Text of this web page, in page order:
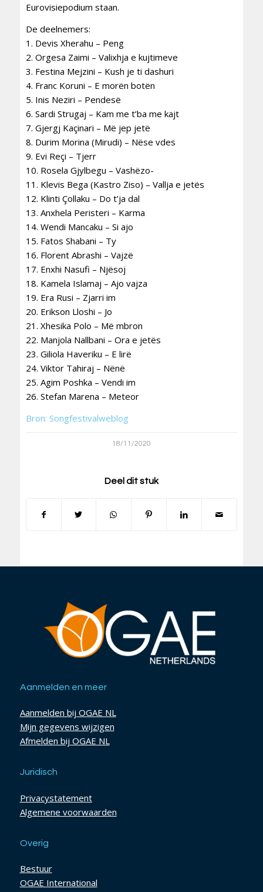
Eurovisiepodium staan.
De deelnemers:
1. Devis Xherahu – Peng
2. Orgesa Zaimi – Valixhja e kujtimeve
3. Festina Mejzini – Kush je ti dashuri
4. Franc Koruni – E morën botën
5. Inis Neziri – Pendesë
6. Sardi Strugaj – Kam me t’ba me kajt
7. Gjergj Kaçinari – Më jep jetë
8. Durim Morina (Mirudi) – Nëse vdes
9. Evi Reçi – Tjerr
10. Rosela Gjylbegu – Vashëzo-
11. Klevis Bega (Kastro Ziso) – Vallja e jetës
12. Klinti Çollaku – Do t’ja dal
13. Anxhela Peristeri – Karma
14. Wendi Mancaku – Si ajo
15. Fatos Shabani – Ty
16. Florent Abrashi – Vajzë
17. Enxhi Nasufi – Njësoj
18. Kamela Islamaj – Ajo vajza
19. Era Rusi – Zjarri im
20. Erikson Lloshi – Jo
21. Xhesika Polo – Më mbron
22. Manjola Nallbani – Ora e jetës
23. Giliola Haveriku – E lirë
24. Viktor Tahiraj – Nënë
25. Agim Poshka – Vendi im
26. Stefan Marena – Meteor
Bron: Songfestivalweblog
18/11/2020
Deel dit stuk
Aanmelden en meer
Aanmelden bij OGAE NL
Mijn gegevens wijzigen
Afmelden bij OGAE NL
Juridisch
Privacystatement
Algemene voorwaarden
Overig
Bestuur
OGAE International